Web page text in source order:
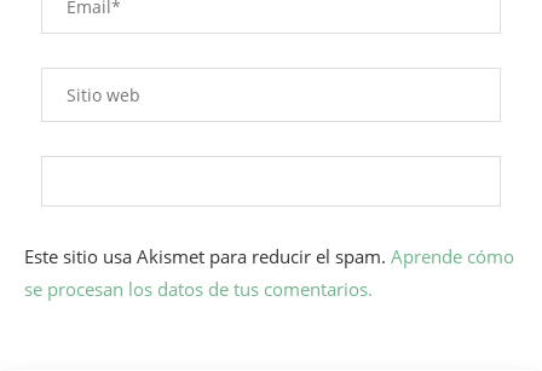
Este sitio usa Akismet para reducir el spam. Aprende cómo
se procesan los datos de tus comentarios.